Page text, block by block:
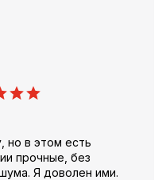
но в этом есть
прочные, без
Я доволен ими.